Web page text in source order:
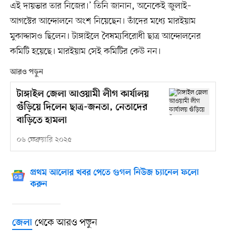
এই দায়ভার তার নিজের।’ তিনি জানান, অনেকেই জুলাই–
আগস্টের আন্দোলনে অংশ নিয়েছেন। তাঁদের মধ্যে মারইয়াম
মুকাদ্দাসও ছিলেন। টাঙ্গাইলে বৈষম্যবিরোধী ছাত্র আন্দোলনের
কমিটি হয়েছে। মারইয়াম সেই কমিটির কেউ নন।
আরও পড়ুন
টাঙ্গাইল জেলা আওয়ামী লীগ কার্যালয়
গুঁড়িয়ে দিলেন ছাত্র-জনতা, নেতাদের
বাড়িতে হামলা
০৬ ফেব্রুয়ারি ২০২৫
প্রথম আলোর খবর পেতে গুগল নিউজ চ্যানেল ফলো
করুন
জেলাথেকে আরও পড়ুন